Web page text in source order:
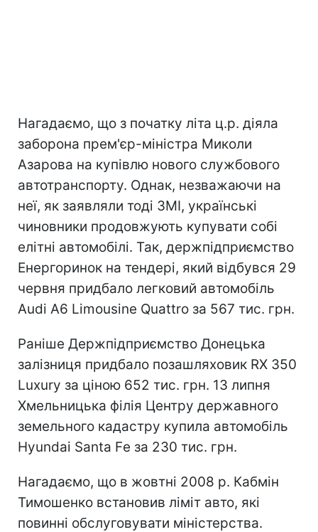
Нагадаємо, що з початку літа ц.р. діяла
заборона прем'єр-міністра Миколи
Азарова на купівлю нового службового
автотранспорту. Однак, незважаючи на
неї, як заявляли тоді ЗМІ, українські
чиновники продовжують купувати собі
елітні автомобілі. Так, держпідприємство
Енергоринок на тендері, який відбувся 29
червня придбало легковий автомобіль
Audi A6 Limousine Quattro за 567 тис. грн.
Раніше Держпідприємство Донецька
залізниця придбало позашляховик RX 350
Luxury за ціною 652 тис. грн. 13 липня
Хмельницька філія Центру державного
земельного кадастру купила автомобіль
Hyundai Santa Fе за 230 тис. грн.
Нагадаємо, що в жовтні 2008 р. Кабмін
Тимошенко встановив ліміт авто, які
повинні обслуговувати міністерства.